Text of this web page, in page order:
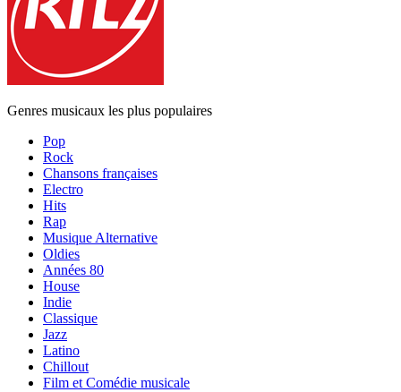
Genres musicaux les plus populaires
Pop
Rock
Chansons françaises
Electro
Hits
Rap
Musique Alternative
Oldies
Années 80
House
Indie
Classique
Jazz
Latino
Chillout
Film et Comédie musicale